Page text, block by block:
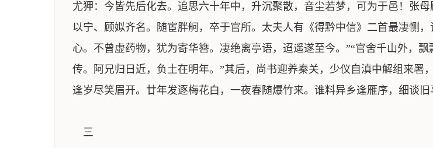
尤狎：今皆先后化去。追思六十年中，升沉聚散，音尘若梦，可为于邑！张
以宁、顾姒齐名。随宦胖舸，卒于官所。太夫人有《得黔中信》二首最凄恻
心。不曾虚药物，犹为寄华簪。凄绝离亭语，迢遥遂至今。”“官舍千山外，
传。阿兄归日近，负土在明年。”其后，尚书迎养秦关，少仪自滇中解组来署
逢岁尽笑眉开。廿年发逐梅花白，一夜春随爆竹来。谁料异乡逢雁序，细谈
三